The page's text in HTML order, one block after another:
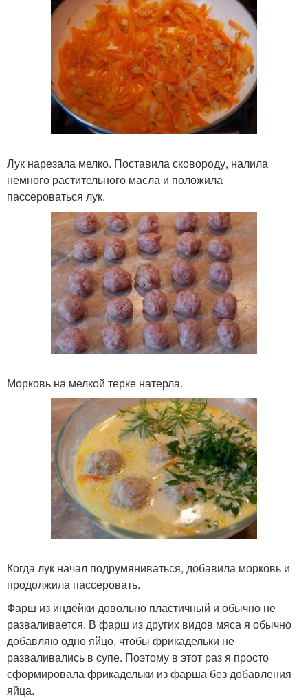
Лук нарезала мелко. Поставила сковороду, налила
немного растительного масла и положила
пассероваться лук.
Морковь на мелкой терке натерла.
Когда лук начал подрумяниваться, добавила морковь и
продолжила пассеровать.
Фарш из индейки довольно пластичный и обычно не
разваливается. В фарш из других видов мяса я обычно
добавляю одно яйцо, чтобы фрикадельки не
разваливались в супе. Поэтому в этот раз я просто
сформировала фрикадельки из фарша без добавления
яйца.